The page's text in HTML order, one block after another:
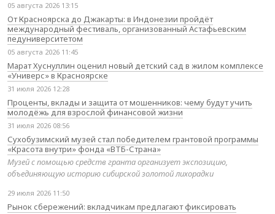
05 августа 2026 13:15
От Красноярска до Джакарты: в Индонезии пройдёт
международный фестиваль, организованный Астафьевским
педуниверситетом
05 августа 2026 11:45
Марат Хуснуллин оценил новый детский сад в жилом комплексе
«Универс» в Красноярске
31 июля 2026 12:28
Проценты, вклады и защита от мошенников: чему будут учить
молодёжь для взрослой финансовой жизни
31 июля 2026 08:56
Сухобузимский музей стал победителем грантовой программы
«Красота внутри» фонда «ВТБ-Страна»
Музей с помощью средств гранта организует экспозицию,
объединяющую историю сибирской золотой лихорадки
29 июля 2026 11:50
Рынок сбережений: вкладчикам предлагают фиксировать